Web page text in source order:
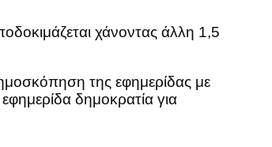
χάνοντας άλλη 1,5
της εφημερίδας με
δημοκρατία για